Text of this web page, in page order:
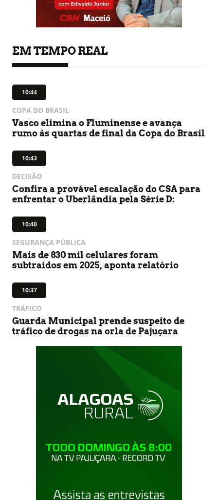
EM TEMPO REAL
10:44
COPA DO BRASIL
Vasco elimina o Fluminense e avança
rumo às quartas de final da Copa do Brasil
10:43
DECISÃO
Confira a provável escalação do CSA para
enfrentar o Uberlândia pela Série D:
10:40
SEGURANÇA PÚBLICA
Mais de 830 mil celulares foram
subtraídos em 2025, aponta relatório
10:37
TRÁFICO
Guarda Municipal prende suspeito de
tráfico de drogas na orla de Pajuçara